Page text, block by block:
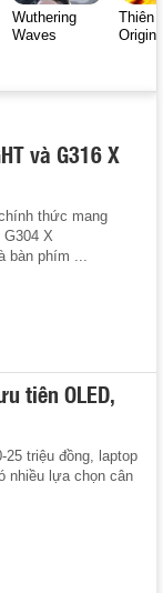
Wuthering
Waves
Thiên
Origin
và G316 X
thức mang
X
bàn phím ...
tiên OLED,
25 triệu đồng, laptop
nhiều lựa chọn cân